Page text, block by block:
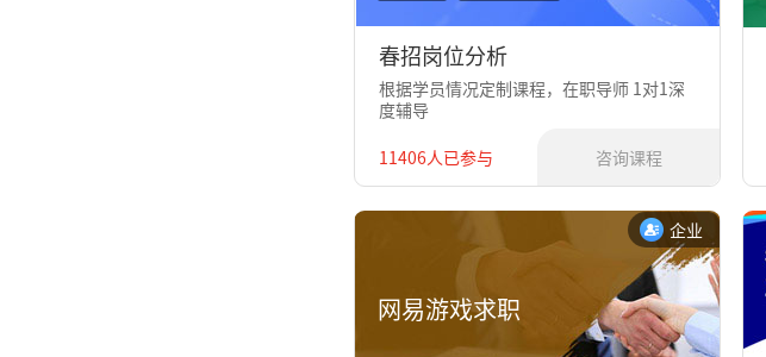
春招岗位分析
根据学员情况定制课程，在职导师 1对1深
度辅导
11406人已参与
咨询课程
企业
网易游戏求职